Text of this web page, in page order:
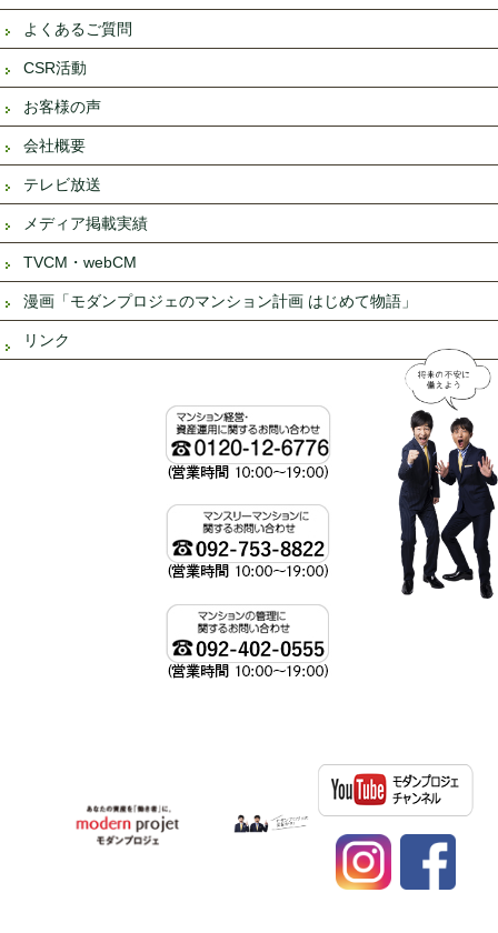
よくあるご質問
CSR活動
お客様の声
会社概要
テレビ放送
メディア掲載実績
TVCM・webCM
漫画「モダンプロジェのマンション計画 はじめて物語」
リンク
資産運用、不動産投資ならモダンプロジ